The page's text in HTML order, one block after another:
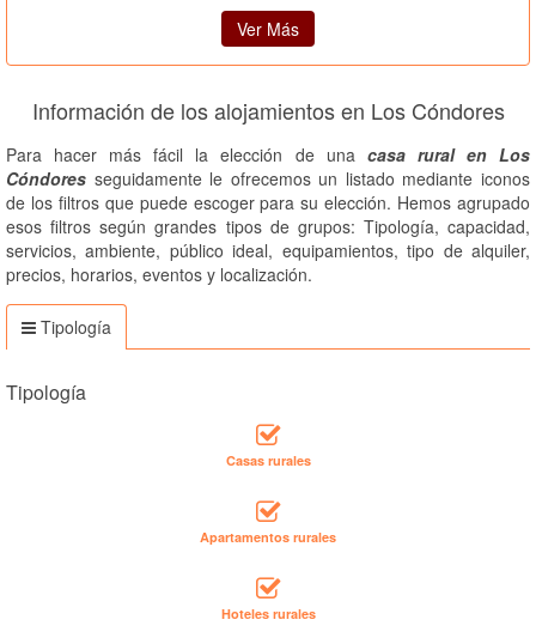
Ver Más
Información de los alojamientos en Los Cóndores
Para hacer más fácil la elección de una casa rural en Los
Cóndores seguidamente le ofrecemos un listado mediante iconos
de los filtros que puede escoger para su elección. Hemos agrupado
esos filtros según grandes tipos de grupos: Tipología, capacidad,
servicios, ambiente, público ideal, equipamientos, tipo de alquiler,
precios, horarios, eventos y localización.
Tipología
Tipología
Casas rurales
Apartamentos rurales
Hoteles rurales